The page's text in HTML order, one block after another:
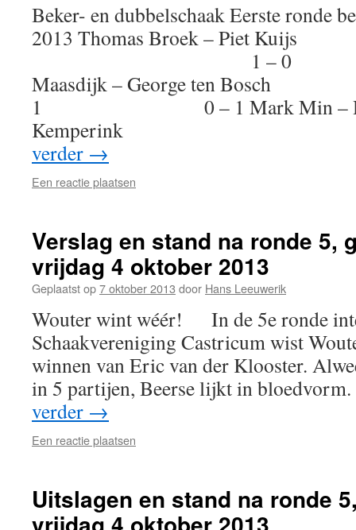
Beker- en dubbelschaak Eerste ronde
2013 Thomas Broek – Piet
1 – 0 1 –
Maasdijk – George
1 0 – 1 Mark Min –
Kemperink
verder →
Een reactie plaatsen
Verslag en stand na ronde 5,
vrijdag 4 oktober 2013
Geplaatst op7 oktober 2013 door Hans Leeuwerik
Wouter wint wéér! In de 5e ronde
Schaakvereniging Castricum wist
winnen van Eric van der Klooster.
in 5 partijen, Beerse lijkt in
verder →
Een reactie plaatsen
Uitslagen en stand na ronde